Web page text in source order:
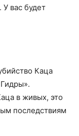
. У вас будет
Каца
в живых, это
последствиям